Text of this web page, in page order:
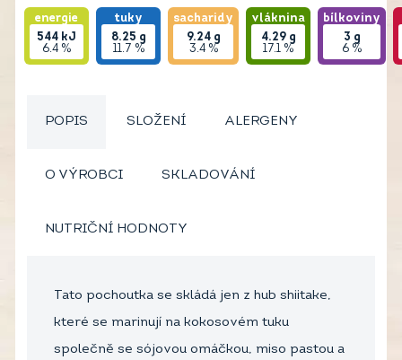
energie
544 kJ
6.4 %
tuky
8.25 g
11.7 %
sacharidy
9.24 g
3.4 %
vláknina
4.29 g
17.1 %
bílkoviny
3 g
6 %
POPIS SLOŽENÍ ALERGENY
O VÝROBCI SKLADOVÁNÍ
NUTRIČNÍ HODNOTY
Tato pochoutka se skládá jen z hub shiitake,
které se marinují na kokosovém tuku
společně se sójovou omáčkou, miso pastou a